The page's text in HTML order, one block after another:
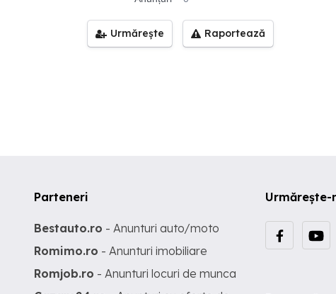
Urmărește Raportează
Urmărește-
Parteneri
Bestauto.ro - Anunturi auto/moto
Romimo.ro - Anunturi imobiliare
Romjob.ro - Anunturi locuri de munca